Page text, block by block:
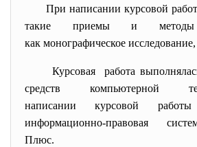
При написании курсовой
такие приемы и методы
как монографическое
Курсовая работа
средств компьютерной
написании курсовой работы
информационно-правовая
Плюс.